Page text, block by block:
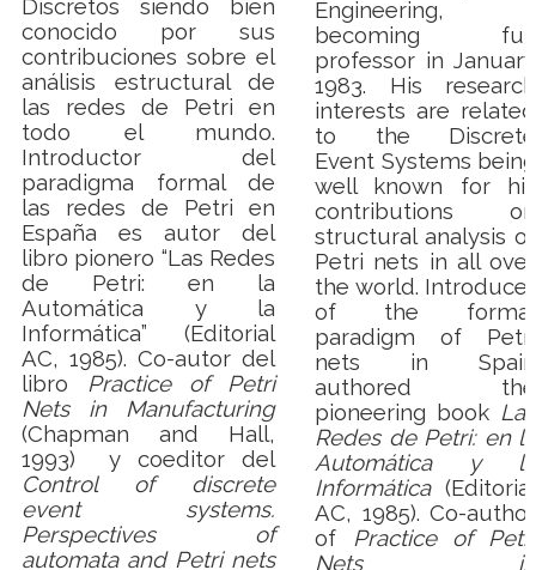
Discretos siendo bien
conocido por sus
contribuciones sobre el
análisis estructural de
las redes de Petri en
todo el mundo.
Introductor del
paradigma formal de
las redes de Petri en
España es autor del
libro pionero “Las Redes
de Petri: en la
Automática y la
Informática” (Editorial
AC, 1985).Co-autor del
libro
Practice of Petri
Nets in Manufacturing
(Chapman and Hall,
1993)
y coeditor del
Control of discrete
event systems.
Perspectives of
automata and Petri nets
Engineering,
becoming full
professor in January
1983. His research
interests are related
to the Discrete
Event Systems being
well known for his
contributions on
structural analysis of
Petri nets in all over
the world. Introducer
of the formal
paradigm of Petri
nets in Spain
authored the
pioneering book Las
Redes de Petri: en la
Automática y la
Informática(Editorial
AC, 1985). Co-author
of
Practice of Petri
Nets in